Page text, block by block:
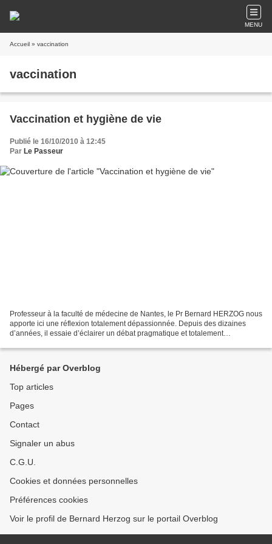
MENU
Accueil » vaccination
vaccination
Vaccination et hygiène de vie
Publié le 16/10/2010 à 12:45
Par Le Passeur
Professeur à la faculté de médecine de Nantes, le Pr Bernard HERZOG nous
apporte ici une réflexion totalement dépassionnée. Depuis des dizaines
d’années, il essaie d’éclairer un débat pragmatique et totalement
Hébergé par Overblog
Top articles
Pages
Contact
Signaler un abus
C.G.U.
Cookies et données personnelles
Préférences cookies
Voir le profil de Bernard Herzog sur le portail Overblog